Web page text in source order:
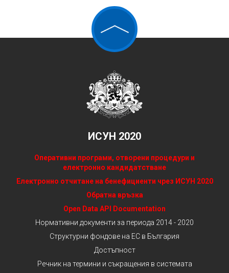
ИСУН 2020
Оперативни програми, отворени процедури и
електронно кандидатстване
Електронно отчитане на бенефициенти чрез ИСУН 2020
Обратна връзка
Open Data API Documentation
Нормативни документи за периода 2014 - 2020
Структурни фондове на ЕС в България
Достъпност
Речник на термини и съкращения в системата